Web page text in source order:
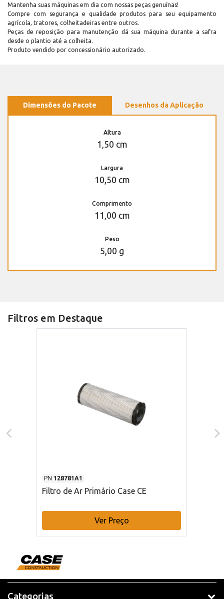
Mantenha suas máquinas em dia com nossas peças genuínas!
Compre com segurança e qualidade produtos para seu equipamento
agrícola, tratores, colheitadeiras entre outros.
Peças de reposição para manutenção dá sua máquina durante a safra
desde o plantio até a colheita.
Produto vendido por concessionário autorizado.
Dimensões do Pacote Desenhos da Aplicação
Altura
1,50 cm
Largura
10,50 cm
Comprimento
11,00 cm
Peso
5,00 g
Filtros em Destaque
PN 128781A1
Filtro de Ar Primário Case CE
Ver Preço
Categorias